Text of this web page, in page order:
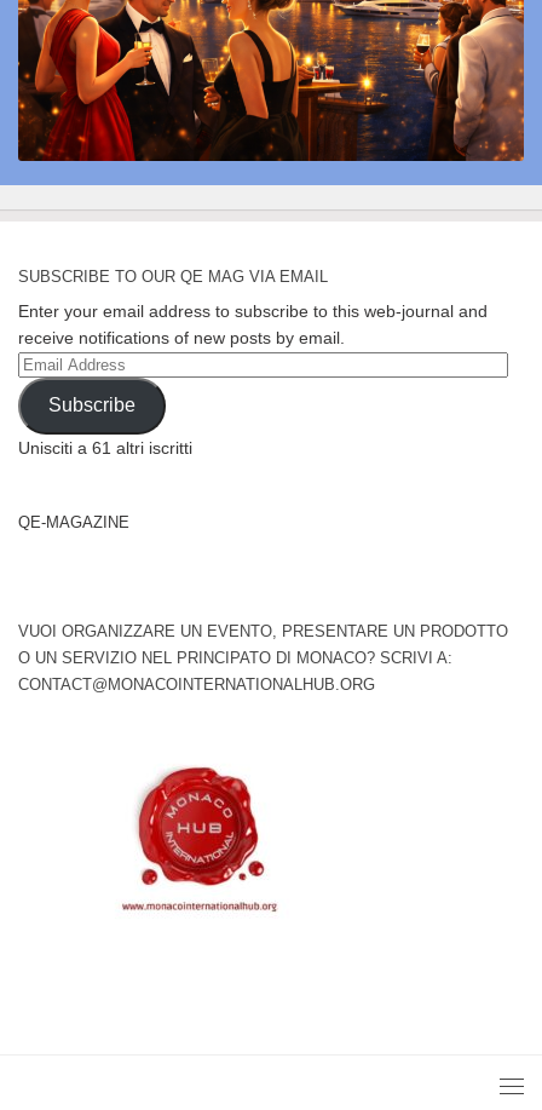
SUBSCRIBE TO OUR QE MAG VIA EMAIL
Enter your email address to subscribe to this web-journal and
receive notifications of new posts by email.
Email
Address
Subscribe
Unisciti a 61 altri iscritti
QE-MAGAZINE
VUOI ORGANIZZARE UN EVENTO, PRESENTARE UN PRODOTTO
O UN SERVIZIO NEL PRINCIPATO DI MONACO? SCRIVI A:
CONTACT@MONACOINTERNATIONALHUB.ORG